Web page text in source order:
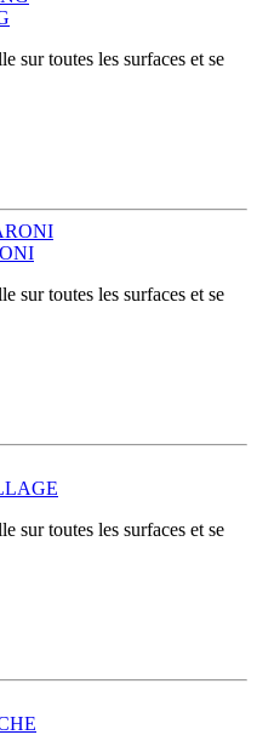
sur toutes les surfaces et se
sur toutes les surfaces et se
sur toutes les surfaces et se